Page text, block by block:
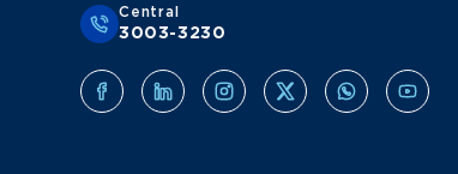
Central
3003-3230